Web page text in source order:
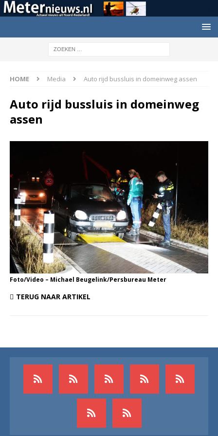
HOME Media Auto rijd bussluis in domeinweg assen
Auto rijd bussluis in domeinweg
assen
Foto/Video – Michael Beugelink/Persbureau Meter
TERUG NAAR ARTIKEL